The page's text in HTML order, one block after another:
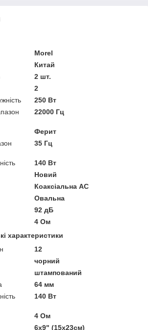
Morel
Китай
2 шт.
2
250 Вт
22000 Гц
Ферит
35 Гц
140 Вт
Новий
Коаксіальна АС
Овальна
92 дБ
4 Ом
характеристики
12
чорний
штампований
64 мм
140 Вт
4 Ом
6x9" (15х23см)